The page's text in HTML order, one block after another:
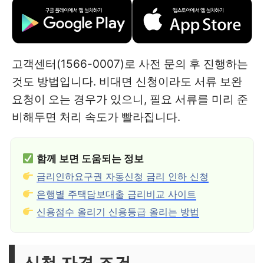
고객센터(1566-0007)로 사전 문의 후 진행하는
것도 방법입니다. 비대면 신청이라도 서류 보완
요청이 오는 경우가 있으니, 필요 서류를 미리 준
비해두면 처리 속도가 빨라집니다.
함께 보면 도움되는 정보
금리인하요구권 자동신청 금리 인하 신청
은행별 주택담보대출 금리비교 사이트
신용점수 올리기 신용등급 올리는 방법